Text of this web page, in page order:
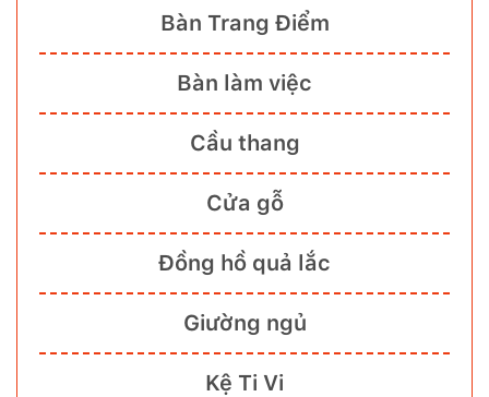
Bàn Trang Điểm
Bàn làm việc
Cầu thang
Cửa gỗ
Đồng hồ quả lắc
Giường ngủ
Kệ Ti Vi